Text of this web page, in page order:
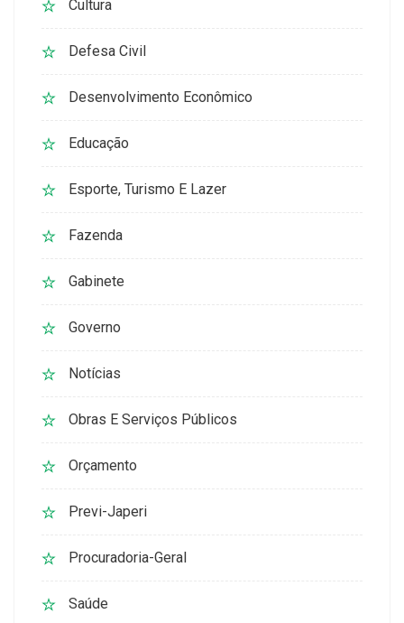
Cultura
Defesa Civil
Desenvolvimento Econômico
Educação
Esporte, Turismo E Lazer
Fazenda
Gabinete
Governo
Notícias
Obras E Serviços Públicos
Orçamento
Previ-Japeri
Procuradoria-Geral
Saúde